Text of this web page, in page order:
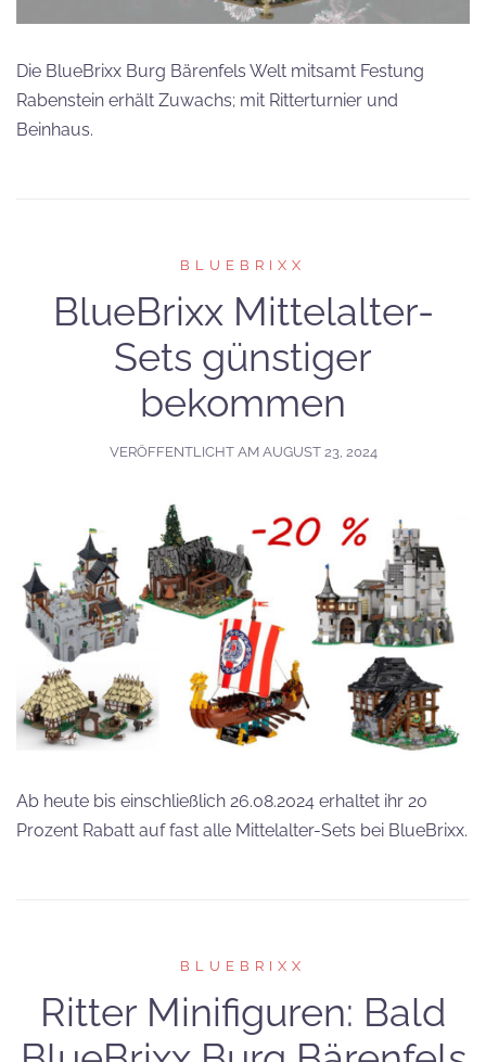
Die BlueBrixx Burg Bärenfels Welt mitsamt Festung
Rabenstein erhält Zuwachs; mit Ritterturnier und
Beinhaus.
BLUEBRIXX
BlueBrixx Mittelalter-
Sets günstiger
bekommen
VERÖFFENTLICHT AM AUGUST 23, 2024
Ab heute bis einschließlich 26.08.2024 erhaltet ihr 20
Prozent Rabatt auf fast alle Mittelalter-Sets bei BlueBrixx.
BLUEBRIXX
Ritter Minifiguren: Bald